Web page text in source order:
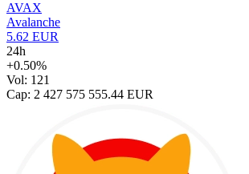
AVAX
Avalanche
5.62 EUR
24h
+0.50%
Vol: 121
Cap: 2 427 575 555.44 EUR